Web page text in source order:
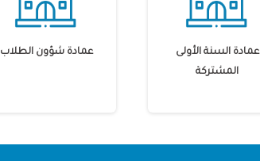
عمادة السنة الأولى
المشتركة
عمادة شؤون الطلاب